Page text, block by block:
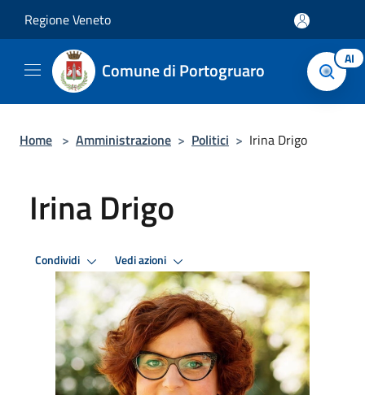
Regione Veneto
Comune di Portogruaro AI
Home > Amministrazione > Politici > Irina Drigo
Irina Drigo
Condividi Vedi azioni